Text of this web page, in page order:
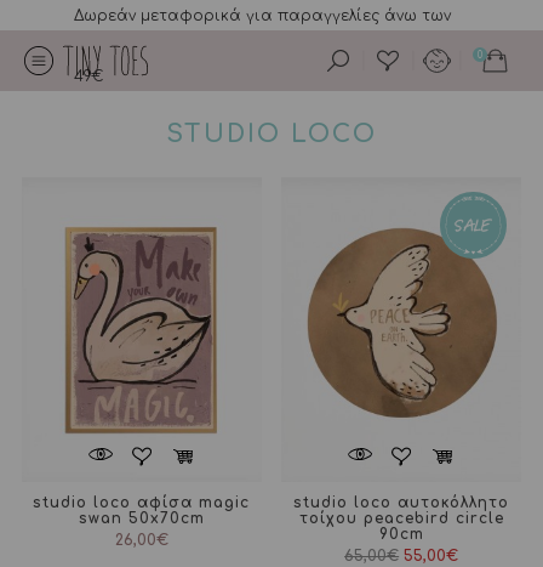
Δωρεάν μεταφορικά για παραγγελίες άνω των
49€
0
STUDIO LOCO
studio loco αφίσα magic
swan 50x70cm
26,00€
studio loco αυτοκόλλητο
τοίχου peacebird circle
90cm
65,00€ Original
55,00€Η